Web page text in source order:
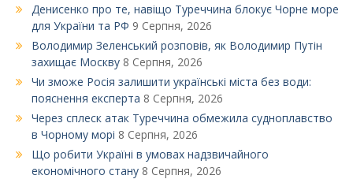
Денисенко про те, навіщо Туреччина блокує Чорне море
для України та РФ 9 Серпня, 2026
Володимир Зеленський розповів, як Володимир Путін
захищає Москву 8 Серпня, 2026
Чи зможе Росія залишити українські міста без води:
пояснення експерта 8 Серпня, 2026
Через сплеск атак Туреччина обмежила судноплавство
в Чорному морі 8 Серпня, 2026
Що робити Україні в умовах надзвичайного
економічного стану 8 Серпня, 2026